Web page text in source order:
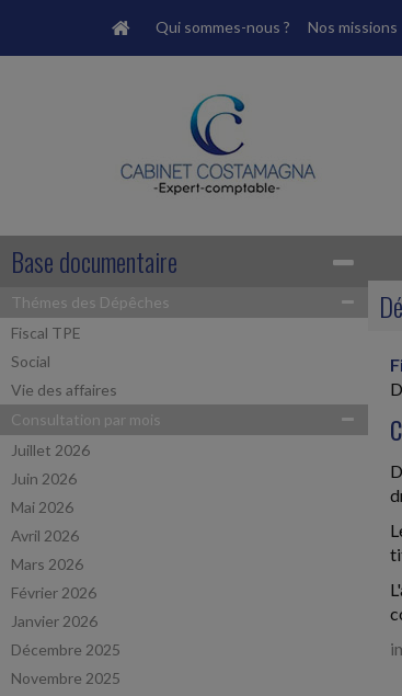
Qui sommes-nous ? Nos missions
Base documentaire
Thémes des Dépêches
Fiscal TPE
Social
Vie des affaires
Consultation par mois
Juillet 2026
Juin 2026
Mai 2026
Avril 2026
Mars 2026
Février 2026
Janvier 2026
Décembre 2025
Novembre 2025